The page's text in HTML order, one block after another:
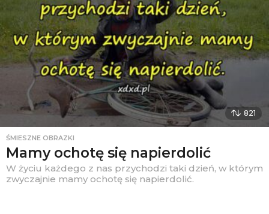
821
ŚMIESZNE OBRAZKI
Mamy ochotę się napierdolić
W życiu każdego z nas przychodzi taki dzień, w którym
zwyczajnie mamy ochotę się napierdolić.